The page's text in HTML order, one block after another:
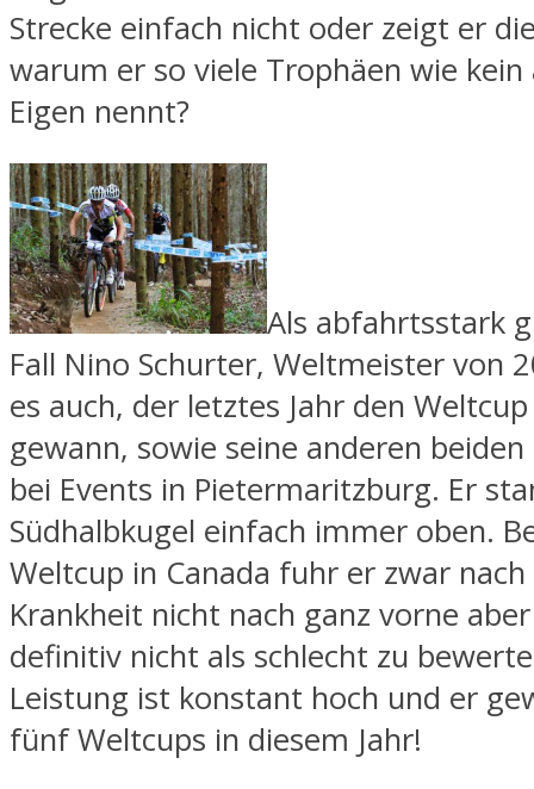
Strecke einfach nicht oder zeigt er
warum er so viele Trophäen wie kein
Eigen nennt?
Als abfahrtsstark
Fall Nino Schurter, Weltmeister von
es auch, der letztes Jahr den
gewann, sowie seine anderen
bei Events in Pietermaritzburg. Er
Südhalbkugel einfach immer oben.
Weltcup in Canada fuhr er zwar
Krankheit nicht nach ganz vorne
definitiv nicht als schlecht zu
Leistung ist konstant hoch und er
fünf Weltcups in diesem Jahr!